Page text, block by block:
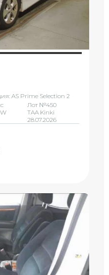
AS Prime Selection 2
Лот №450
TAA Kinki
28.07.2026